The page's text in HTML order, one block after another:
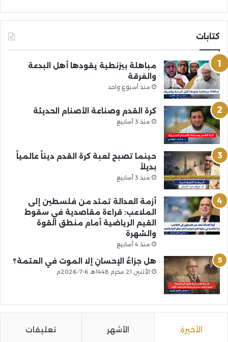
كتابات
مباهلة بيزنطية يقودها أهل البدعة
والفرقة
منذ أسبوع واحد
كرة القدم وصناعة الأصنام الحديثة
منذ 3 أسابيع
حينما تصبح لعبة كرة القدم ديناً عالمياً
بديلاً
منذ 3 أسابيع
أزمة العدالة تمتد من فلسطين إلى
الملاعب: قراءة مقاصدية في سقوط
القيم الرياضية أمام منطق القوة
والشهرة
منذ 4 أسابيع
هل جزاءُ الإحسانِ إلا الموت في العتمة؟
الأثنين 21 محرم 1448هـ 6-7-2026م
الأخيرة الأشهر تعليقات